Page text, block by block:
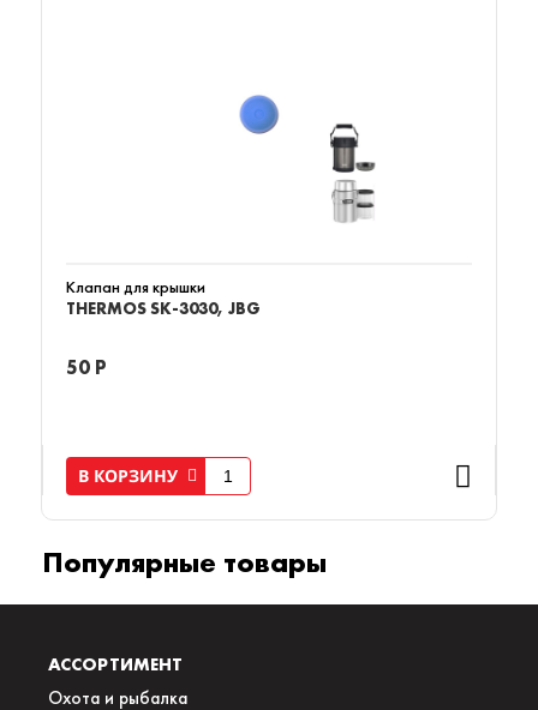
Клапан для крышки
THERMOS SK-3030, JBG
50 Р
В КОРЗИНУ
Популярные товары
АССОРТИМЕНТ
Охота и рыбалка